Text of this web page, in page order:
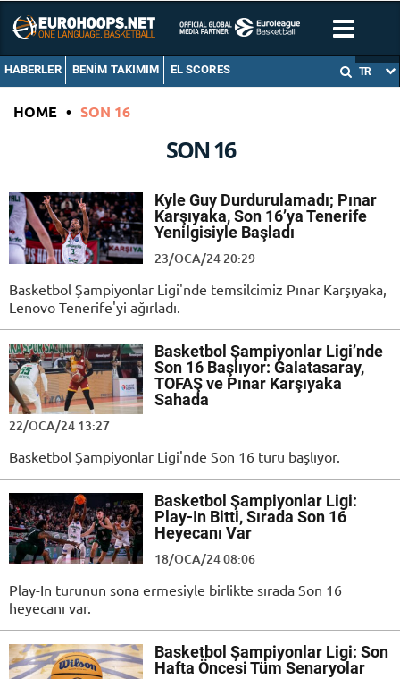
HABERLER BENIM TAKIMIM EL SCORES TR
HOME • SON 16
SON 16
Kyle Guy Durdurulamadı; Pınar
Karşıyaka, Son 16’ya Tenerife
Yenilgisiyle Başladı
23/OCA/24 20:29
Basketbol Şampiyonlar Ligi'nde temsilcimiz Pınar Karşıyaka,
Lenovo Tenerife'yi ağırladı.
Basketbol Şampiyonlar Ligi’nde
Son 16 Başlıyor: Galatasaray,
TOFAŞ ve Pınar Karşıyaka
Sahada
22/OCA/24 13:27
Basketbol Şampiyonlar Ligi'nde Son 16 turu başlıyor.
Basketbol Şampiyonlar Ligi:
Play-In Bitti, Sırada Son 16
Heyecanı Var
18/OCA/24 08:06
Play-In turunun sona ermesiyle birlikte sırada Son 16
heyecanı var.
Basketbol Şampiyonlar Ligi: Son
Hafta Öncesi Tüm Senaryolar